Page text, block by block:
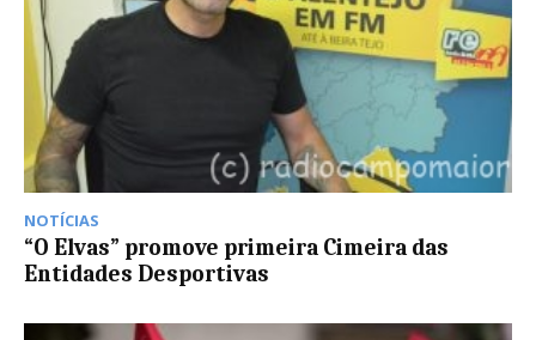
NOTÍCIAS
“O Elvas” promove primeira Cimeira das
Entidades Desportivas